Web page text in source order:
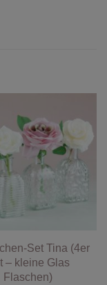
Set Tina (4er
– kleine Glas
Flaschen)